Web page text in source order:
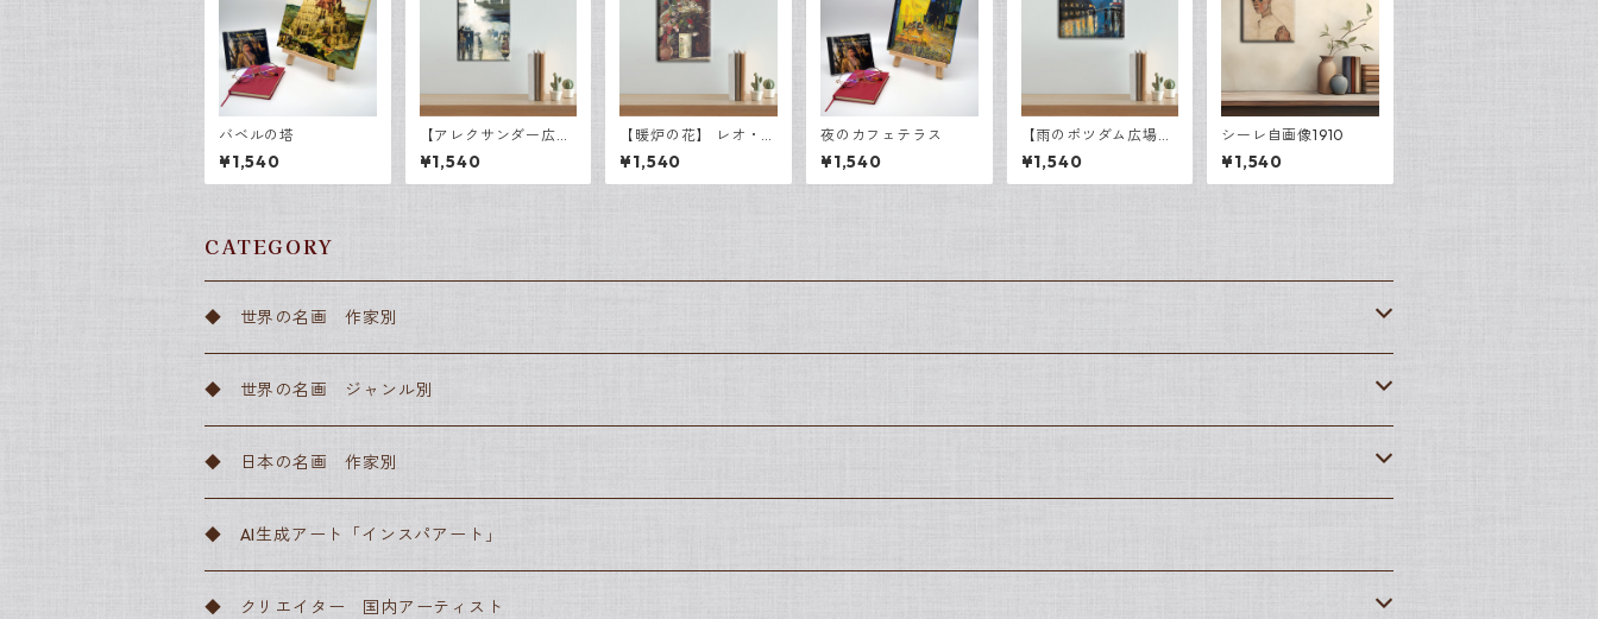
バベルの塔
¥1,540
【アレクサンダー広場
ベルリン】 レオ・レッ
サー・ユリィ キャン
バスP3
¥1,540
【暖炉の花】 レオ・レ
ッサー・ユリィ キャ
ンバスP3
¥1,540
夜のカフェテラス
¥1,540
【雨のポツダム広場】
レオ・レッサー・ユリ
ィ キャンバスF3
¥1,540
シーレ自画像1910
¥1,540
CATEGORY
◆ 世界の名画 作家別
アルフォンス・ミュシャ
アンリ・ド・トゥールーズ＝ロートレック
フィンセント・ファン・ゴッホ
クロード・モネ
◆ 世界の名画 ジャンル別
ルネッサンス
サンドロ・ボッティチェッリ
ピーテル・ブリューゲル
バロック
レンブラント・ファン・レイン
ロマン主義
◆ 日本の名画 作家別
川瀬巴水
横山大観
◆ AI生成アート「インスパアート」
◆ クリエイター 国内アーティスト